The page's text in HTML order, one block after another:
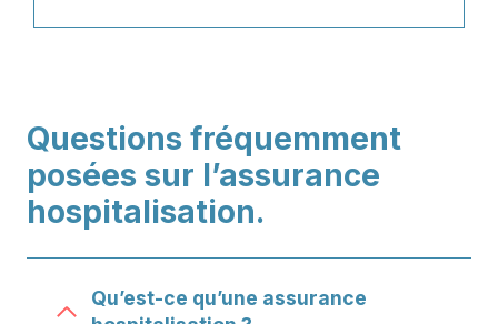
Questions fréquemment
posées sur l’assurance
hospitalisation.
Qu’est-ce qu’une assurance